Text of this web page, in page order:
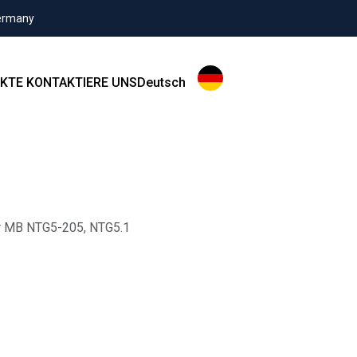
KONTAKTIERE UNSDeutsch
NTG5-205, NTG5.1